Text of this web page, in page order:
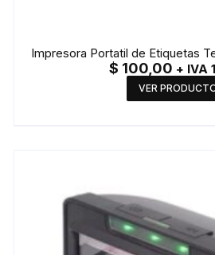
Impresora Portatil de Etiquetas
$ 100,00 + IVA
VER